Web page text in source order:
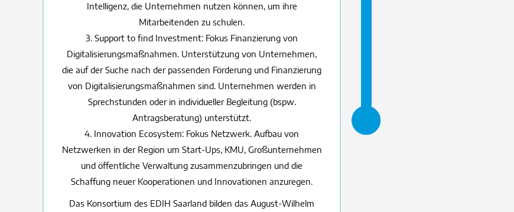
Intelligenz, die Unternehmen nutzen können, um ihre
Mitarbeitenden zu schulen.
3. Support to find Investment: Fokus Finanzierung von
Digitalisierungsmaßnahmen. Unterstützung von Unternehmen,
die auf der Suche nach der passenden Förderung und Finanzierung
von Digitalisierungsmaßnahmen sind. Unternehmen werden in
Sprechstunden oder in individueller Begleitung (bspw.
Antragsberatung) unterstützt.
4. Innovation Ecosystem: Fokus Netzwerk. Aufbau von
Netzwerken in der Region um Start-Ups, KMU, Großunternehmen
und öffentliche Verwaltung zusammenzubringen und die
Schaffung neuer Kooperationen und Innovationen anzuregen.
Das Konsortium des EDIH Saarland bilden das August-Wilhelm